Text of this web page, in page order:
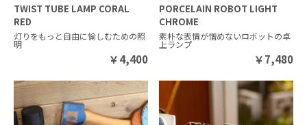
TWIST TUBE LAMP CORAL
RED
灯りをもっと自由に愉しむための照
明
￥4,400
PORCELAIN ROBOT LIGHT
CHROME
素朴な表情が憎めないロボットの卓
上ランプ
￥7,480